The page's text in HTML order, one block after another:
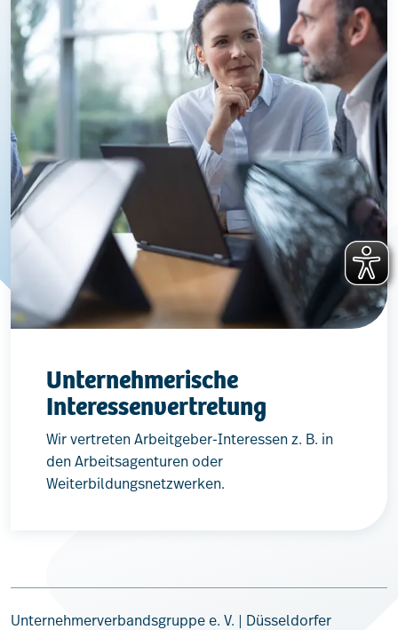
Unternehmerische
Interessenvertretung
Wir vertreten Arbeitgeber-Interessen z. B. in
den Arbeitsagenturen oder
Weiterbildungsnetzwerken.
Unternehmerverbandsgruppe e. V. | Düsseldorfer